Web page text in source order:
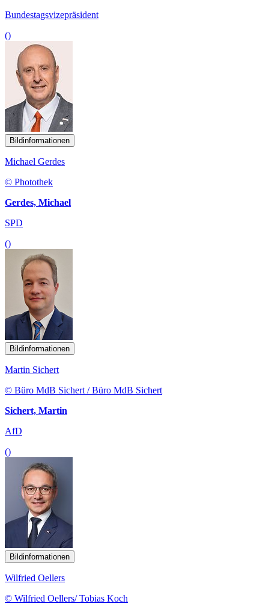
Bundestagsvizepräsident
()
Bildinformationen
Michael Gerdes
© Photothek
Gerdes, Michael
SPD
()
Bildinformationen
Martin Sichert
© Büro MdB Sichert / Büro MdB Sichert
Sichert, Martin
AfD
()
Bildinformationen
Wilfried Oellers
© Wilfried Oellers/ Tobias Koch